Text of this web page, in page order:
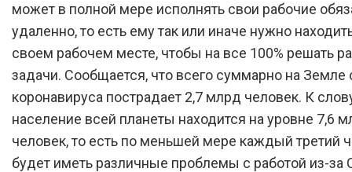
может в полной мере исполнять свои рабочие
удаленно, то есть ему так или иначе нужно
своем рабочем месте, чтобы на все 100% решать
задачи. Сообщается, что всего суммарно на Земле
коронавируса пострадает 2,7 млрд человек. К
население всей планеты находится на уровне 7,6
человек, то есть по меньшей мере каждый третий
будет иметь различные проблемы с работой из-за